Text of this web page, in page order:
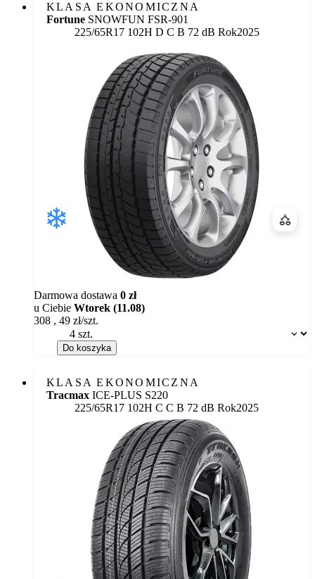
KLASA EKONOMICZNA
Fortune SNOWFUN FSR-901
225/65R17 102H Etykieta:
D C B 72 dB Rok2025
Dostępność:
Darmowa dostawa 0 zł
u Ciebie Wtorek (11.08)
308 , 49 zł/szt.
Do koszyka
KLASA EKONOMICZNA
Tracmax ICE-PLUS S220
225/65R17 102H Etykieta:
C C B 72 dB Rok2025